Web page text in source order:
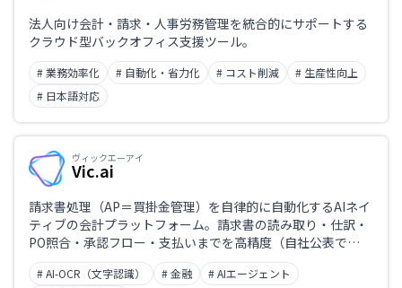
法人向け会計・請求・人事労務管理を統合的にサポートする
クラウド型バックオフィス支援ツール。
# 業務効率化 # 自動化・省力化 # コスト削減
# 生産性向上
# 日本語対応
ヴィックエーアイ
Vic.ai
請求書処理（AP＝買掛金管理）を自律的に自動化するAIネイ
ティブの会計プラットフォーム。請求書の読み取り・仕訳・
PO照合・承認フロー・支払いまでを高精度（自社公表で
99%）に自動化し、AP業務の手作業を削減する。SAPや
Oracle、NetSuiteなど主要なERPと連携できるのも特長。
# AI-OCR（文字認識） # 金融
# AIエージェント